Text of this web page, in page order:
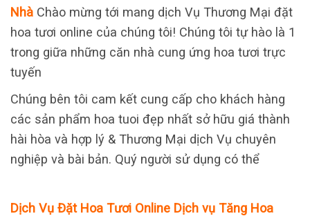
Nhà Chào mừng tới mang dịch Vụ Thương Mại đặt
hoa tươi online của chúng tôi! Chúng tôi tự hào là 1
trong giữa những căn nhà cung ứng hoa tươi trực
tuyến
Chúng bên tôi cam kết cung cấp cho khách hàng
các sản phẩm hoa tuoi đẹp nhất sở hữu giá thành
hài hòa và hợp lý & Thương Mại dịch Vụ chuyên
nghiệp và bài bản. Quý người sử dụng có thể
Dịch Vụ Đặt Hoa Tươi Online Dịch vụ Tăng Hoa